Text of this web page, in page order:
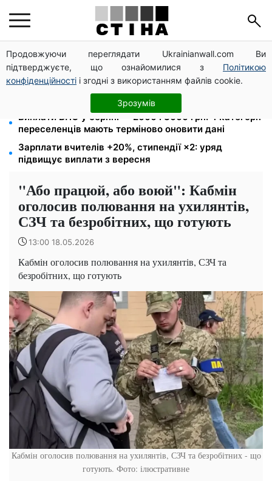
Продовжуючи переглядати Ukrainianwall.com Ви
підтверджуєте, що ознайомилися з Політикою
конфіденційності і згодні з використанням файлів cookie.
Зрозумів
172 940 грн захистять житло від арешту за
комуналку: з жовтня поріг — 432 тисячі
8 451 грн замість пакунка малюка: Пенсійний фонд
пояснив, як отримати гроші
Виплати ВПО у серпні — 2000 і 3000 грн: 4 категорії
переселенців мають терміново оновити дані
Зарплати вчителів +20%, стипендії ×2: уряд
підвищує виплати з вересня
"Або працюй, або воюй": Кабмін
оголосив полювання на ухилянтів,
СЗЧ та безробітних, що готують
13:00 18.05.2026
Кабмін оголосив полювання на ухилянтів, СЗЧ та
безробітних, що готують
Кабмін оголосив полювання на ухилянтів, СЗЧ та безробітних - що
готують. Фото: ілюстративне